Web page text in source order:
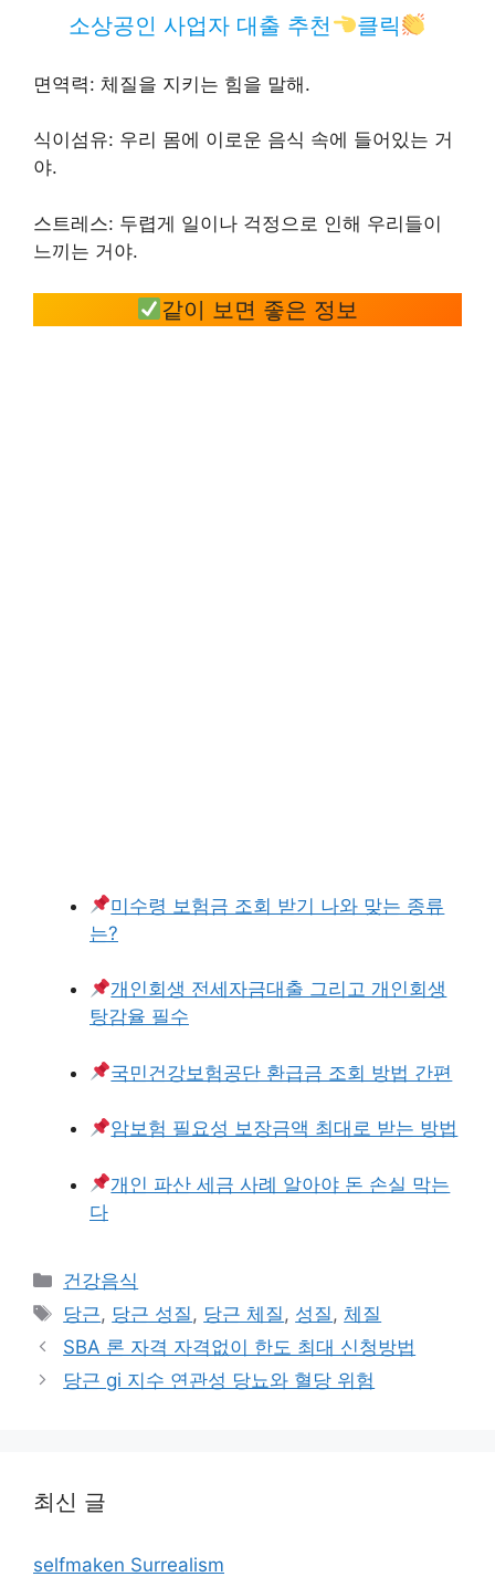
소상공인 사업자 대출 추천 클릭
면역력: 체질을 지키는 힘을 말해.
식이섬유: 우리 몸에 이로운 음식 속에 들어있는 거
야.
스트레스: 두렵게 일이나 걱정으로 인해 우리들이
느끼는 거야.
같이 보면 좋은 정보
미수령 보험금 조회 받기 나와 맞는 종류
는?
개인회생 전세자금대출 그리고 개인회생
탕감율 필수
국민건강보험공단 환급금 조회 방법 간편
암보험 필요성 보장금액 최대로 받는 방법
개인 파산 세금 사례 알아야 돈 손실 막는
다
카
테
고
리
건강음식
태
그
당근, 당근 성질 , 당근 체질 , 성질 , 체질
SBA 론 자격 자격없이 한도 최대 신청방법
당근 gi 지수 연관성 당뇨와 혈당 위험
최신 글
selfmaken Surrealism